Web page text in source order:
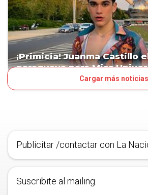
¡Primicia! Juanma Castillo
paraguaya para Miss
Cargar más noticias
Publicitar /contactar con La
Suscribite al mailing.